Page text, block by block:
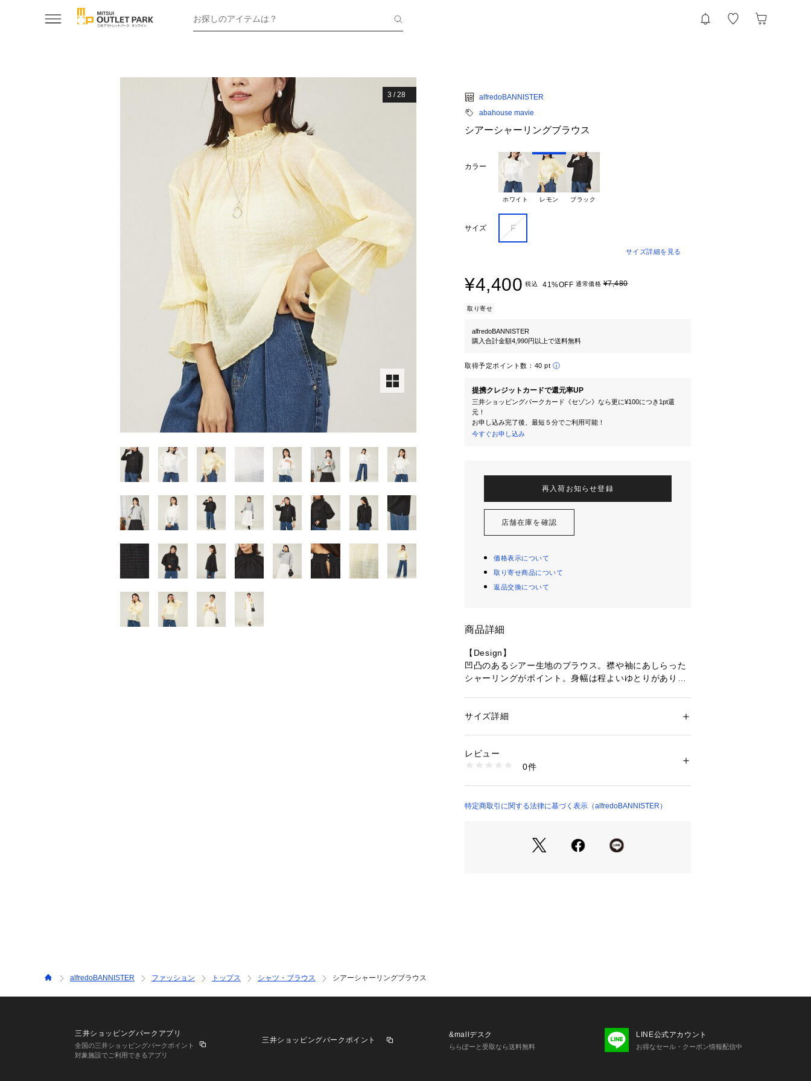
お探しのアイテムは？
3 /28
alfredoBANNISTER
abahouse mavie
シアーシャーリングブラウス
カラー
ホワイト レモン ブラック
サイズ F
サイズ詳細を見る
¥4,400 税込 41%OFF 通常価格¥7,480
取り寄せ
alfredoBANNISTER
購入合計金額4,990円以上で送料無料
取得予定ポイント数： 40 pt
提携クレジットカードで還元率UP
三井ショッピングパークカード《セゾン》なら更に¥100につき1pt還
元！
お申し込み完了後、最短５分でご利用可能！
今すぐお申し込み
再入荷お知らせ登録
店舗在庫を確認
価格表示について
取り寄せ商品について
返品交換について
商品詳細
【Design】
凹凸のあるシアー生地のブラウス。襟や袖にあしらった
シャーリングがポイント。身幅は程よいゆとりがありま
トなニットなどの下にも着やすいです。程よいシアー感
で冬から春まで長く活躍します。
ニットなどにレイヤードしてラッフルの袖をチラ見せす
性別：レディース
洗濯：洗濯機可
※詳しい洗濯方法については、商品の品質表示タグをご覧くださ
商品番号：1096800010136 （モール）
サイズ詳細
レビュー
0件
特定商取引に関する法律に基づく表示（alfredoBANNISTER）
alfredoBANNISTER ファッション トップス シャツ・ブラウス シアーシャーリングブラウス
三井ショッピングパークアプリ
全国の三井ショッピングパークポイント
対象施設でご利用できるアプリ
三井ショッピングパークポイント
&mallデスク
ららぽーと受取なら送料無料
LINE公式アカウント
お得なセール・クーポン情報配信中